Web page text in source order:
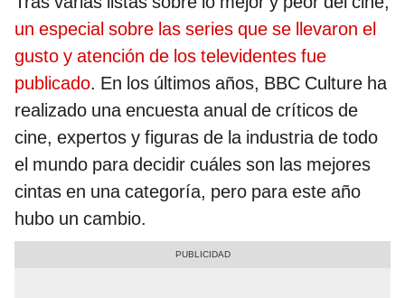
un especial sobre las series que se llevaron el
gusto y atención de los televidentes fue
publicado. En los últimos años, BBC Culture ha
realizado una encuesta anual de críticos de
cine, expertos y figuras de la industria de todo
el mundo para decidir cuáles son las mejores
cintas en una categoría, pero para este año
hubo un cambio.